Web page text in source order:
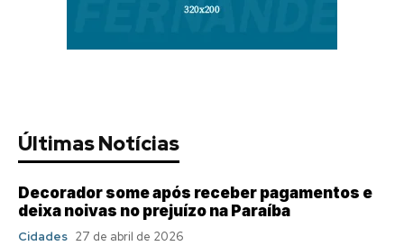
Últimas Notícias
Decorador some após receber pagamentos e
deixa noivas no prejuízo na Paraíba
Cidades 27 de abril de 2026